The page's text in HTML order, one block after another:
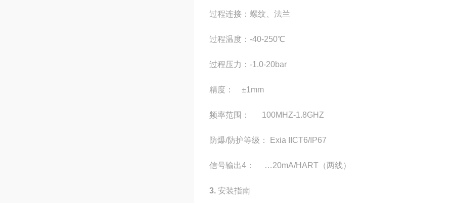
过程连接：螺纹、法兰
过程温度：-40-250℃
过程压力：-1.0-20bar
精度： ±1mm
频率范围： 100MHZ-1.8GHZ
防爆/防护等级： Exia IICT6/IP67
信号输出4： …20mA/HART（两线）
3. 安装指南